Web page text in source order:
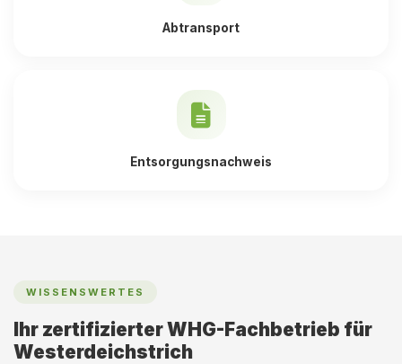
Abtransport
Entsorgungsnachweis
WISSENSWERTES
Ihr zertifizierter WHG-Fachbetrieb für
Westerdeichstrich